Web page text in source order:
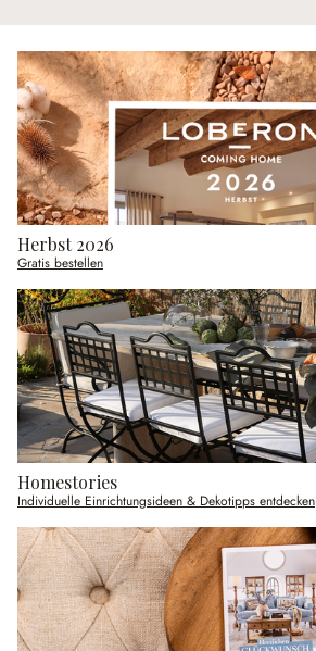
Herbst 2026
Gratis bestellen
Homestories
Individuelle Einrichtungsideen & Dekotipps entdecken